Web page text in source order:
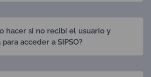
hacer si no recibí el usuario y
acceder a SIPSO?